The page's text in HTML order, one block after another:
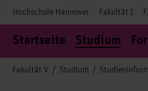
Hochschule Hannover Fakultät I
Startseite Studium
Fakultät V Studium